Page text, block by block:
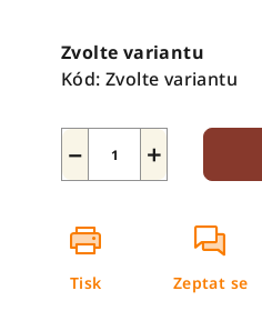
cena:
Zvolte variantu
Kód: Zvolte variantu
+
−
Tisk Zeptat se